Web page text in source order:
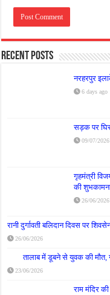
Recent Posts
नरहरपुर
6 days ago
सड़क पर
09/07/2026
गृहमंत्री
की
26/06/2026
रानी दुर्गावती बलिदान दिवस पर
26/06/2026
तालाब में डूबने से युवक की मौत,
23/06/2026
राम मंदिर